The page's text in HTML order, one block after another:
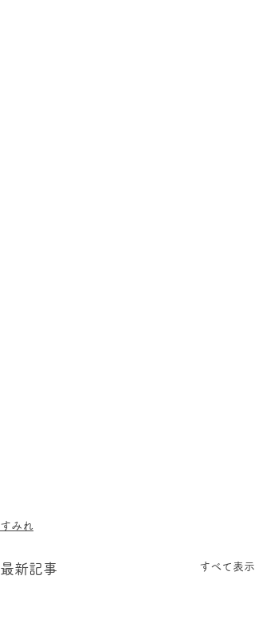
すみれ
最新記事 すべて表示